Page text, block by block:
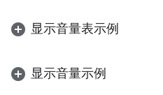
显示音量表示例
显示音量示例